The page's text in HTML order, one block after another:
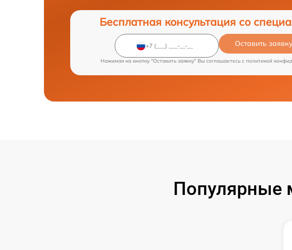
Бесплатная консультация со
Оставить
Нажимая на кнопку "Оставить заявку" Вы соглашаетесь c политикой
Популярные